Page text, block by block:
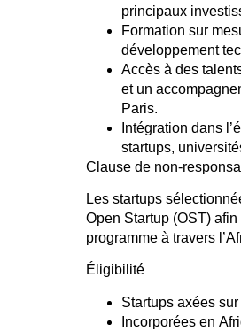
principaux
Formation sur
développement
Accès à des
et un
Paris.
Intégration dans
startups,
Clause de non-
Les startups
Open Startup (OST)afin
programme à travers
Éligibilité
Startups axées sur
Incorporées en